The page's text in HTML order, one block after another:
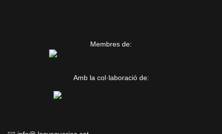
Membres de:
Amb la col·laboració de: